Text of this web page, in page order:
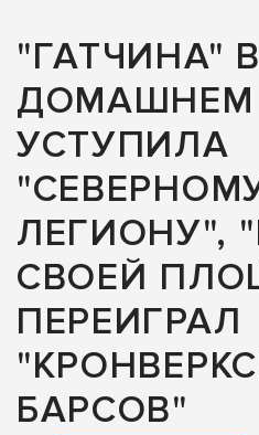
"ГАТЧИНА" В
ДОМАШНЕМ
УСТУПИЛА
ЛЕГИОНУ",
СВОЕЙ
ПЕРЕИГРАЛ
БАРСОВ"